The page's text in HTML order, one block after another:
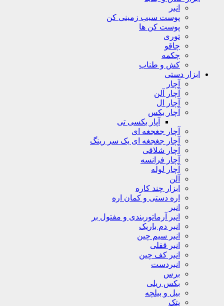
انبر
پوست سیب زمینی کن
پوست کن ها
توری
چاقو
چکمه
کش و طناب
ابزار دستی
آچار
آچار آلن
آچار ال
آچار بکس
آپار بکسی تی
آچار جغجغه ای
آچار جغجغه ای یک سر رینگ
آچار شلاقی
آچار فرانسه
آچار لوله
آلن
ابزار چند کاره
اره دستی و کمان اره
انبر
انبر آرماتوربندی و مفتول بر
انبر دم باریک
انبر سیم چین
انبر قفلی
انبر کف چین
انبردست
برس
بکس ریلی
بیل و بیلچه
پتک